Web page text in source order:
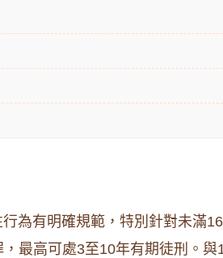
為有明確規範，特別針對未滿
最高可處3至10年有期徒刑。